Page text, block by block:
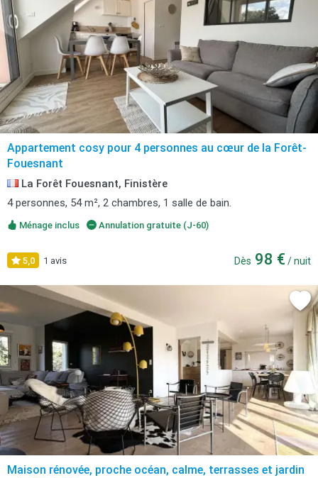
Appartement cosy pour 4 personnes au cœur de la Forêt-
Fouesnant
La Forêt Fouesnant, Finistère
4 personnes, 54 m², 2 chambres, 1 salle de bain.
Ménage inclus Annulation gratuite (J-60)
5,0 1 avis Dès 98 € / nuit
Maison rénovée, proche océan, calme, terrasses et jardin